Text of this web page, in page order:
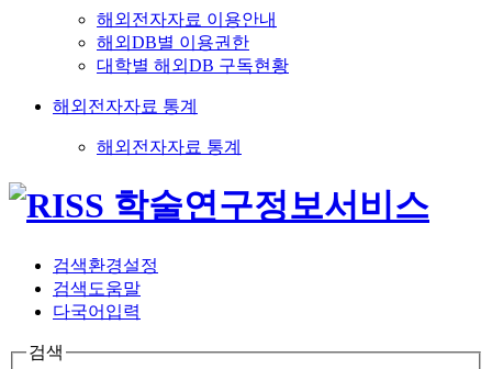
해외전자자료 이용안내
해외DB별 이용권한
대학별 해외DB 구독현황
해외전자자료 통계
해외전자자료 통계
검색환경설정
검색도움말
다국어입력
검색